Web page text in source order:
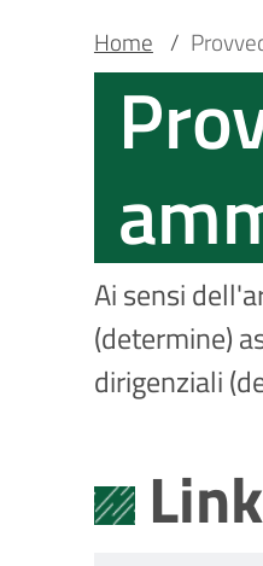
Main
Main container
Briciole
pane
Home /
Ai sensi
(determine)
dirigenziali